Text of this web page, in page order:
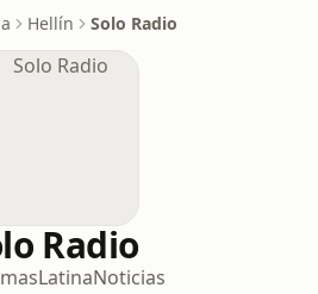
Hellín Solo Radio
Radio
LatinaNoticias